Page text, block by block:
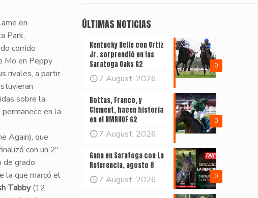
en
Park,
corrido
Mo en Peppy
rivales, a partir
sobre la
en la
Again), que
con un 2º
de grado
la que marcó el
Tabby(12,
ÚLTIMAS NOTICIAS
0
Kentucky Belle con Ortiz
Jr. sorprendió en las
Saratoga Oaks G2
7 August, 2026
0
Bottas, Franco, y
Clement, hacen historia
en el NMRHOF G2
7 August, 2026
0
Gana en Saratoga con La
Referencia, agosto 8
7 August, 2026